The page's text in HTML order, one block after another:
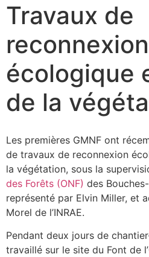
Travaux de
reconnexion
écologique
de la
Les premières GMNF ont
de travaux de reconnexion
la végétation, sous la
des Forêts (ONF) des
représenté par Elvin Miller, et
Morel de l’INRAE.
Pendant deux jours de
travaillé sur le site du Font de